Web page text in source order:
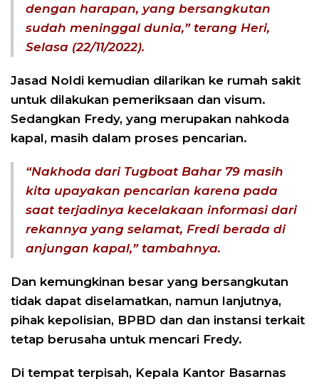
dengan harapan, yang bersangkutan
sudah meninggal dunia,” terang Heri,
Selasa (22/11/2022).
Jasad Noldi kemudian dilarikan ke rumah sakit
untuk dilakukan pemeriksaan dan visum.
Sedangkan Fredy, yang merupakan nahkoda
kapal, masih dalam proses pencarian.
“Nakhoda dari Tugboat Bahar 79 masih
kita upayakan pencarian karena pada
saat terjadinya kecelakaan informasi dari
rekannya yang selamat, Fredi berada di
anjungan kapal,” tambahnya.
Dan kemungkinan besar yang bersangkutan
tidak dapat diselamatkan, namun lanjutnya,
pihak kepolisian, BPBD dan dan instansi terkait
tetap berusaha untuk mencari Fredy.
Di tempat terpisah, Kepala Kantor Basarnas